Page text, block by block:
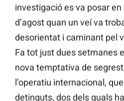
investigació es va posar
d’agost quan un veí va
desorientat i caminant pel
Fa tot just dues setmanes
nova temptativa de
l’operatiu internacional,
detinguts, dos dels quals